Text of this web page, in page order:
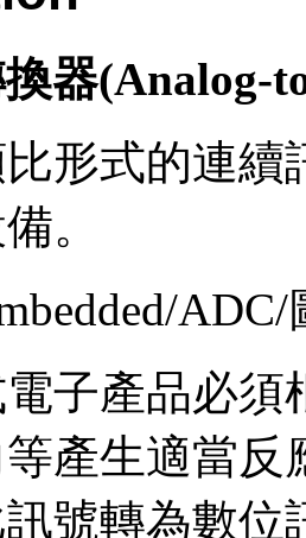
器(Analog-
形式的連
。
子產品必須
產生適當
號轉為數位